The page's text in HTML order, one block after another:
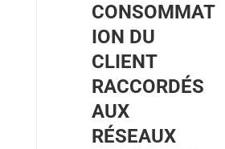
CONSOMMAT
ION DU
CLIENT
RACCORDÉS
AUX
RÉSEAUX